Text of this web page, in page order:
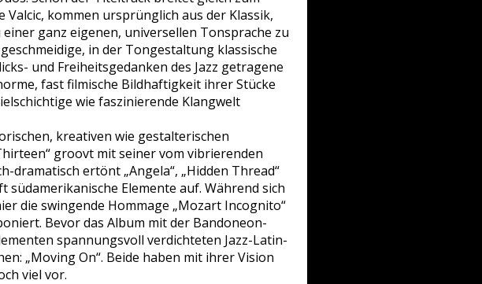
kommen ursprünglich aus der Klassik,
ganz eigenen, universellen Tonsprache zu
in der Tongestaltung klassische
und Freiheitsgedanken des Jazz getragene
fast filmische Bildhaftigkeit ihrer Stücke
wie faszinierende Klangwelt
kreativen wie gestalterischen
groovt mit seiner vom vibrierenden
ertönt „Angela“, „Hidden Thread“
südamerikanische Elemente auf. Während sich
die swingende Hommage „Mozart Incognito“
Bevor das Album mit der Bandoneon-
spannungsvoll verdichteten Jazz-Latin-
„Moving On“. Beide haben mit ihrer Vision
viel vor.